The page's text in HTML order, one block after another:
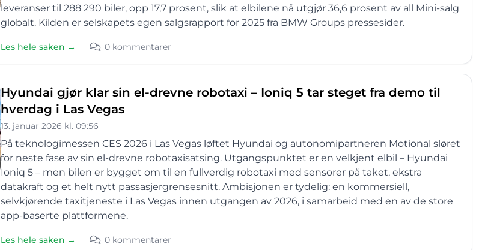
leveranser til 288 290 biler, opp 17,7 prosent, slik at elbilene nå utgjør 36,6 prosent av all Mini-salg
globalt. Kilden er selskapets egen salgsrapport for 2025 fra BMW Groups pressesider.
Les hele saken → 0 kommentarer
Hyundai gjør klar sin el-drevne robotaxi – Ioniq 5 tar steget fra demo til
hverdag i Las Vegas
13. januar 2026 kl. 09:56
På teknologimessen CES 2026 i Las Vegas løftet Hyundai og autonomipartneren Motional sløret
for neste fase av sin el-drevne robotaxisatsing. Utgangspunktet er en velkjent elbil – Hyundai
Ioniq 5 – men bilen er bygget om til en fullverdig robotaxi med sensorer på taket, ekstra
datakraft og et helt nytt passasjergrensesnitt. Ambisjonen er tydelig: en kommersiell,
selvkjørende taxitjeneste i Las Vegas innen utgangen av 2026, i samarbeid med en av de store
app-baserte plattformene.
Les hele saken → 0 kommentarer